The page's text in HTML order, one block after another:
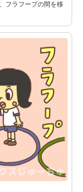
フラフープの間を移